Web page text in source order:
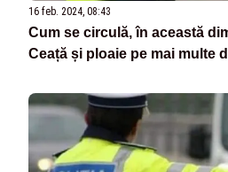
16 feb. 2024, 08:43
Cum se circulă, în această
Ceață și ploaie pe mai multe